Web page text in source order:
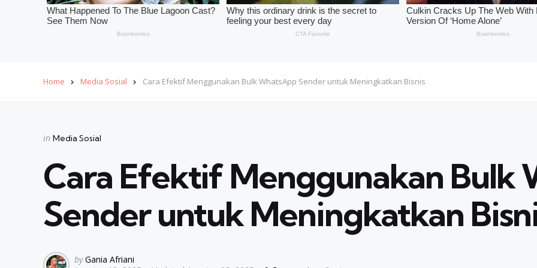
Home Media Sosial Cara Efektif Menggunakan Bulk WhatsApp Sender untuk Meningkatkan Bisnis
Categories
Posted
in Media Sosial
Cara Efektif Menggunakan Bulk
Sender untuk Meningkatkan
Posted
by Gania Afriani